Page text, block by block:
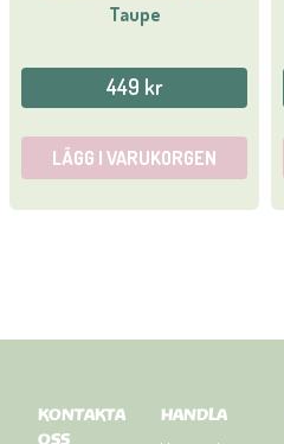
Taupe
449 kr
LÄGG I VARUKORGEN
KONTAKTA
OSS
HANDLA